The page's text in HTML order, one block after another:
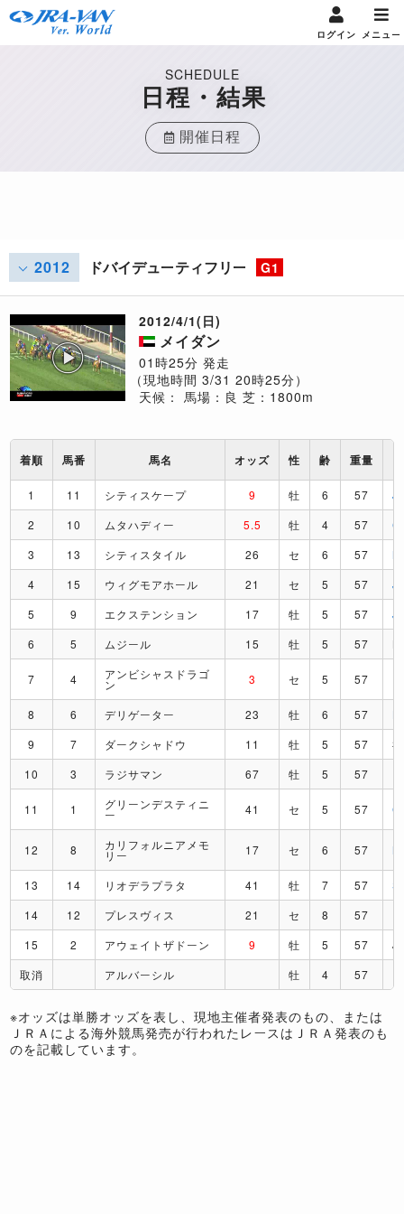
ログイン メニュー
SCHEDULE
日程・結果
開催日程
2012 ドバイデューティフリー G1
2012/4/1(日)
メイダン
01時25分 発走
（現地時間 3/31 20時25分）
天候： 馬場：良 芝：1800m
着順 馬番 馬名 オッズ 性 齢 重量
1 11 シティスケープ 9 牡 6 57
J
2
10 ムタハディー 5.5 牡 4 57
C
3
13 シティスタイル 26 セ 6 57
4
15 ウィグモアホール 21 セ 5 57
J
5
9 エクステンション 17 牡 5 57
J
6
5 ムジール 15 牡 5 57
7 4 アンビシャスドラゴ
ン 3 セ 5 57
8 6 デリゲーター 23 牡 6 57
9
7 ダークシャドウ 11 牡 5 57
10
3 ラジサマン 67 牡 5 57
11 1 グリーンデスティニ
ー 41 セ 5 57 G
12 8 カリフォルニアメモ
リー 17 セ 6 57
13 14 リオデラプラタ 41 牡 7 57
S
14
12 プレスヴィス 21 セ 8 57
15
2 アウェイトザドーン 9 牡 5 57
J
取消
アルバーシル 牡 4 57
※オッズは単勝オッズを表し、現地主催者発表のもの、または
ＪＲＡによる海外競馬発売が行われたレースはＪＲＡ発表のも
のを記載しています。